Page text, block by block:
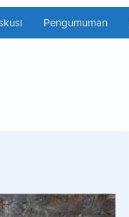
Pengumuman